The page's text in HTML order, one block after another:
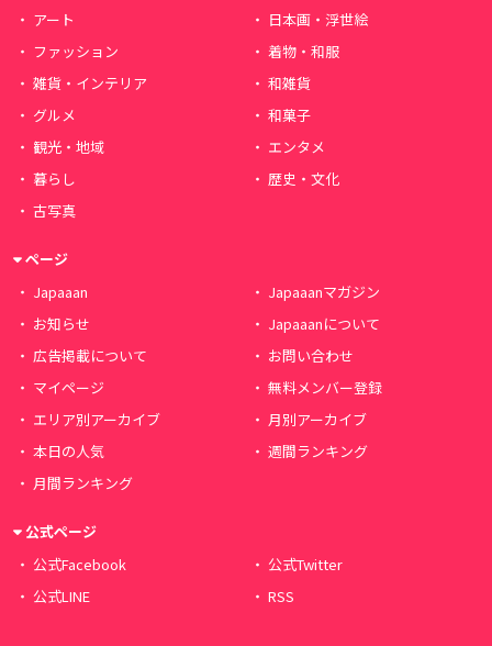
アート
日本画・浮世絵
ファッション
着物・和服
雑貨・インテリア
和雑貨
グルメ
和菓子
観光・地域
エンタメ
暮らし
歴史・文化
古写真
ページ
Japaaan
Japaaanマガジン
お知らせ
Japaaanについて
広告掲載について
お問い合わせ
マイページ
無料メンバー登録
エリア別アーカイブ
月別アーカイブ
本日の人気
週間ランキング
月間ランキング
公式ページ
公式Facebook
公式Twitter
公式LINE
RSS